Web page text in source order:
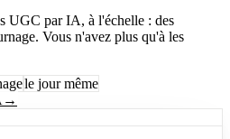
UGC par IA, à l'échelle : des
Vous n'avez plus qu'à les
le jour même
→